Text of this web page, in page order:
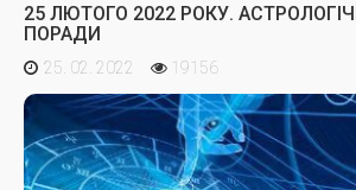
25 ЛЮТОГО 2022 РОКУ.
ПОРАДИ
25. 02. 2022 19156